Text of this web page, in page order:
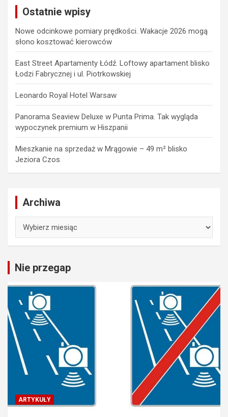
Ostatnie wpisy
Nowe odcinkowe pomiary prędkości. Wakacje 2026 mogą
słono kosztować kierowców
East Street Apartamenty Łódź. Loftowy apartament blisko
Łodzi Fabrycznej i ul. Piotrkowskiej
Leonardo Royal Hotel Warsaw
Panorama Seaview Deluxe w Punta Prima. Tak wygląda
wypoczynek premium w Hiszpanii
Mieszkanie na sprzedaż w Mrągowie – 49 m² blisko
Jeziora Czos
Archiwa
Nie przegap
ARTYKUŁY